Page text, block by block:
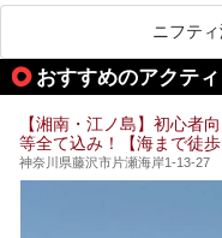
提供元：株式
【PR】
この記事はザ
が楽しめるま
そしてここ
して宿泊もで
加えて、朝6
のお風呂が
今回は日帰り
（以下、龍宮
蛸川温泉 龍
りお伝えしま
ここは箱根
4つの神社に
ニフテ
おすすめのアクテ
【湘南・江ノ島】初心者
等全て込み！【海まで徒歩
神奈川県藤沢市片瀬海岸1-13-27